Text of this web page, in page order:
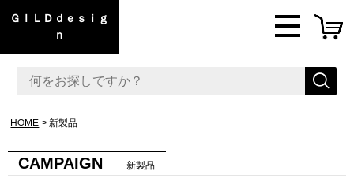
ＧＩＬＤｄｅｓｉｇ
ｎ
HOME 新製品
CAMPAIGN 新製品